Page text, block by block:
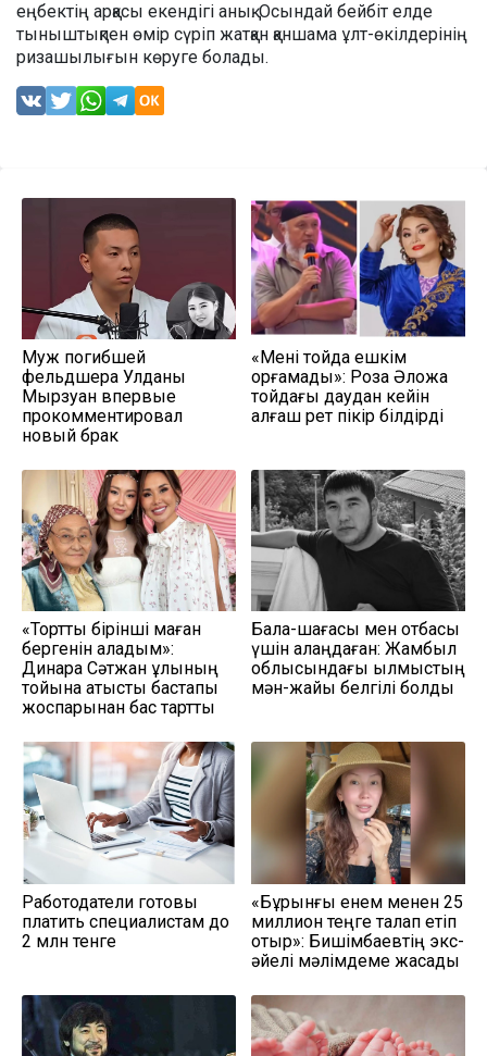
еңбектің арқасы екендігі анық. Осындай бейбіт елде
тыныштықпен өмір сүріп жатқан қаншама ұлт-өкілдерінің
ризашылығын көруге болады.
Муж погибшей
фельдшера Улданы
Мырзуан впервые
прокомментировал
новый брак
«Мені тойда ешкім
қорғамады»: Роза Әлқожа
тойдағы даудан кейін
алғаш рет пікір білдірді
«Тортты бірінші маған
бергенін қаладым»:
Динара Сәтжан ұлының
тойына қатысты бастапқы
жоспарынан бас тартты
Бала-шағасы мен отбасы
үшін алаңдаған: Жамбыл
облысындағы қылмыстың
мән-жайы белгілі болды
Работодатели готовы
платить специалистам до
2 млн тенге
«Бұрынғы енем менен 25
миллион теңге талап етіп
отыр»: Бишімбаевтің экс-
әйелі мәлімдеме жасады